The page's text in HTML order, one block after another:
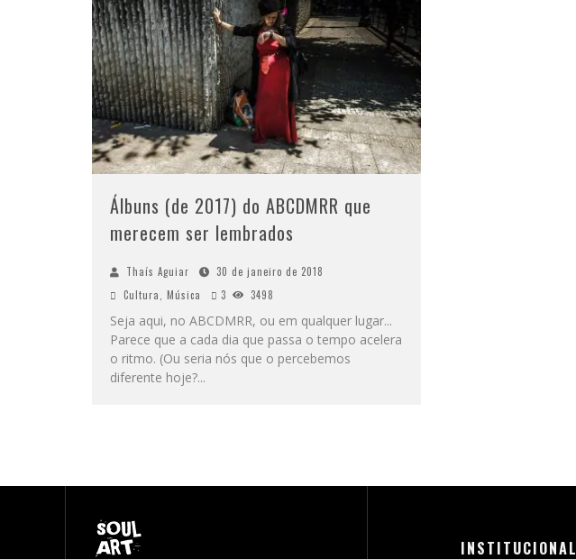
Álbuns (de 2017) do ABCDMRR que
merecem ser lembrados
Thaís Aguiar
30 de janeiro de 2018
Cultura
Música 3 3498
Seja aqui, no ABCDMRR, ou em qualquer lugar...
Parece que a cada dia que passa o tempo acelera
o ritmo. (Ou seria nós que o percebemos
diferente hoje?...
INSTITUCIONAL